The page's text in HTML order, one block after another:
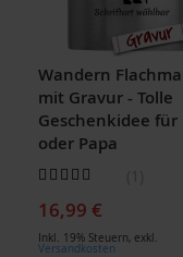
Wandern
mit Gravur - Tolle
Geschenkidee für
oder Papa
Bewertung:
16,99 €
Inkl. 19% Steuern, exkl.
Versandkosten